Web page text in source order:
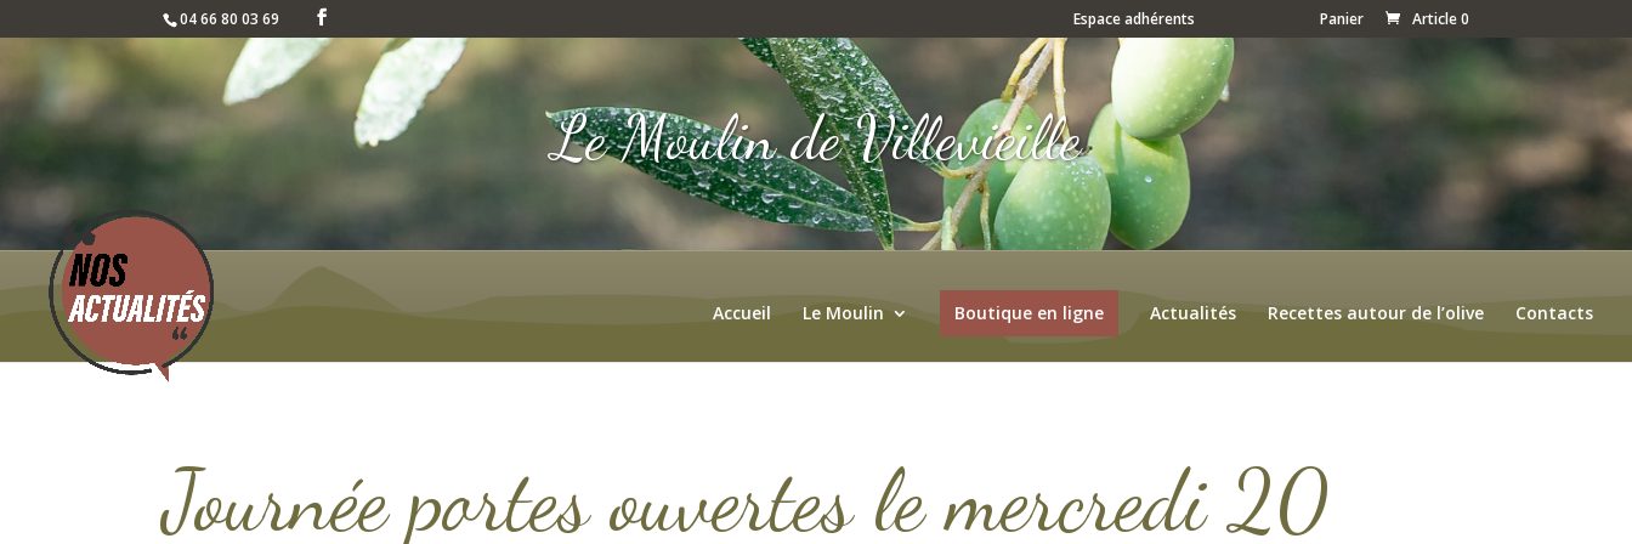
04 66 80 03 69 Espace adhérents Panier Article 0
Le Moulin de Villevieille
Accueil Le Moulin Boutique en ligne Actualités Recettes autour de l’olive Contacts
Journée portes ouvertes le mercredi 20